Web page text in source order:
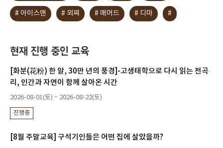
# 아이스맨 # 외찌 # 매머드 # 디마 #
현재 진행 중인 교육
[화분(花粉) 한 알, 30만 년의 풍경]-고생태학으로 다시 읽는 전곡
리, 인간과 자연이 함께 살아온 시간
2026-08-01(토) ~ 2026-08-22(토)
진행중
[8월 주말교육] 구석기인들은 어떤 집에 살았을까?